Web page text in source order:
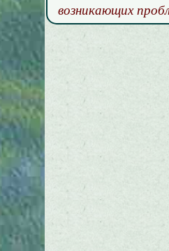
возникающих